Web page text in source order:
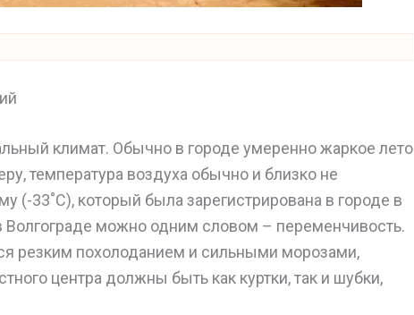
климат. Обычно в городе умеренно жаркое лето
температура воздуха обычно и близко не
(-33˚C), который была зарегистрирована в городе в
Волгограде можно одним словом – переменчивость.
резким похолоданием и сильными морозами,
центра должны быть как куртки, так и шубки,